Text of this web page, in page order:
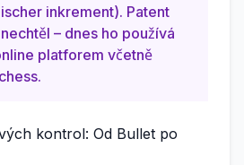
inkrement). Patent
– dnes ho používá
platforem včetně
kontrol: Od Bullet po